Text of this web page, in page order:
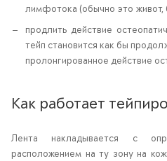
лимфотока (обычно это живот,
продлить действие
тейп становится как бы
пролонгированное действие
Как работает
Лента накладывается с
расположением на ту зону на